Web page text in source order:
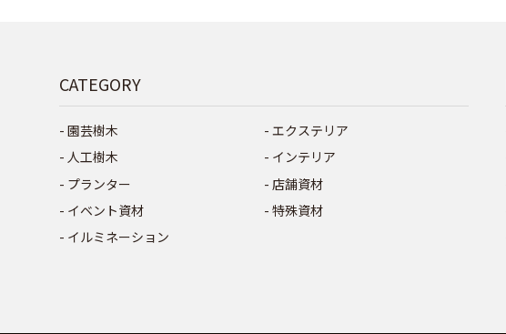
CATEGORY
園芸樹木
人工樹木
プランター
イベント資材
イルミネーション
エクステリア
インテリア
店舗資材
特殊資材